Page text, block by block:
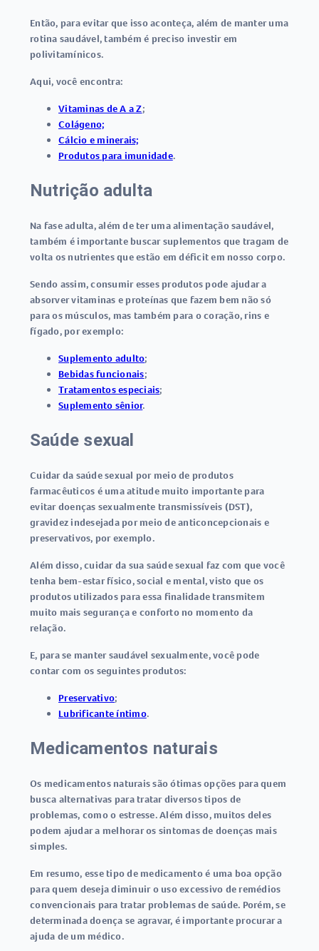
Então, para evitar que isso aconteça, além de manter uma
rotina saudável, também é preciso investir em
polivitamínicos.
Aqui, você encontra:
Vitaminas de A a Z;
Colágeno;
Cálcio e minerais;
Produtos para imunidade.
Nutrição adulta
Na fase adulta, além de ter uma alimentação saudável,
também é importante buscar suplementos que tragam de
volta os nutrientes que estão em déficit em nosso corpo.
Sendo assim, consumir esses produtos pode ajudar a
absorver vitaminas e proteínas que fazem bem não só
para os músculos, mas também para o coração, rins e
fígado, por exemplo:
Suplemento adulto;
Bebidas funcionais;
Tratamentos especiais;
Suplemento sênior.
Saúde sexual
Cuidar da saúde sexual por meio de produtos
farmacêuticos é uma atitude muito importante para
evitar doenças sexualmente transmissíveis (DST),
gravidez indesejada por meio de anticoncepcionais e
preservativos, por exemplo.
Além disso, cuidar da sua saúde sexual faz com que você
tenha bem-estar físico, social e mental, visto que os
produtos utilizados para essa finalidade transmitem
muito mais segurança e conforto no momento da
relação.
E, para se manter saudável sexualmente, você pode
contar com os seguintes produtos:
Preservativo;
Lubrificante íntimo.
Medicamentos naturais
Os medicamentos naturais são ótimas opções para quem
busca alternativas para tratar diversos tipos de
problemas, como o estresse. Além disso, muitos deles
podem ajudar a melhorar os sintomas de doenças mais
simples.
Em resumo, esse tipo de medicamento é uma boa opção
para quem deseja diminuir o uso excessivo de remédios
convencionais para tratar problemas de saúde. Porém, se
determinada doença se agravar, é importante procurar a
ajuda de um médico.